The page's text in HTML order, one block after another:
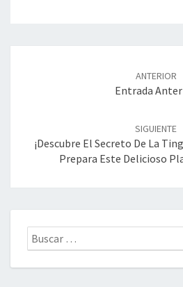
ANTERIOR
Entrada
SIGUIENTE
¡Descubre El Secreto De La
Prepara Este Delicioso
Buscar: